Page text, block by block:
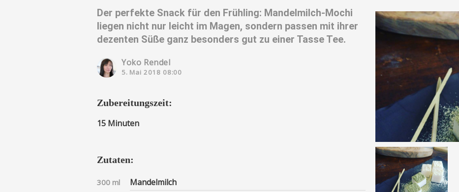
Der perfekte Snack für den Frühling: Mandelmilch-Mochi
liegen nicht nur leicht im Magen, sondern passen mit ihrer
dezenten Süße ganz besonders gut zu einer Tasse Tee.
Yoko Rendel
5. Mai 2018 08:00
Zubereitungszeit:
15 Minuten
Zutaten:
300 ml Mandelmilch